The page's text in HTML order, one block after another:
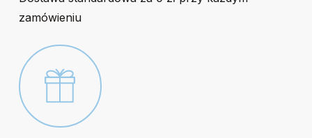
zamówieniu